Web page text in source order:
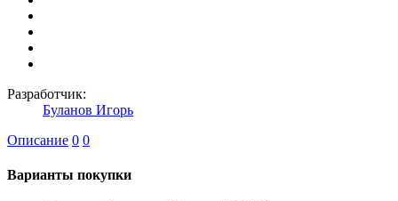
Разработчик:
Буланов Игорь
Описание 0 0
Варианты покупки